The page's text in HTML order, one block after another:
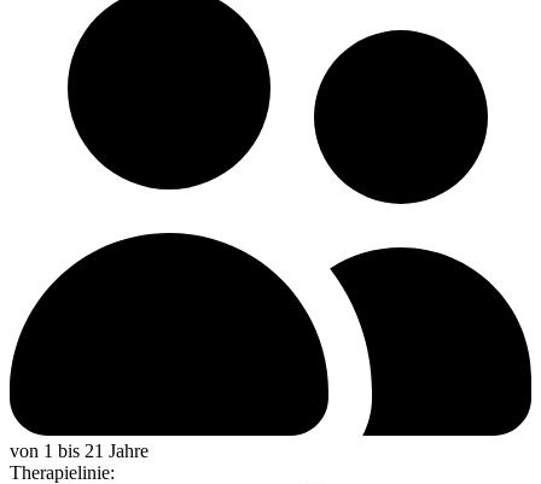
von 1 bis 21 Jahre
Therapielinie: